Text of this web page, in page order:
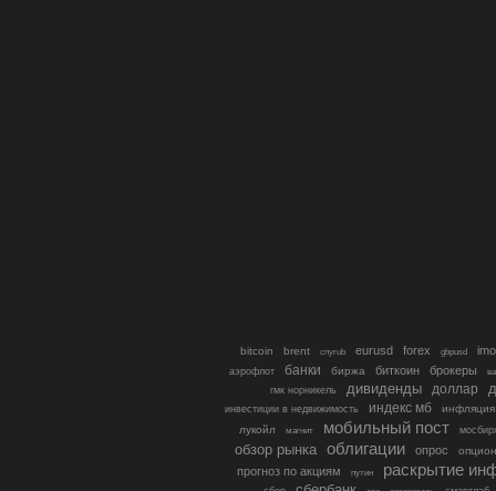
bitcoin brent cnyrub eurusd forex gbpusd
аэрофлот банки биржа биткоин брокеры
гмк норникель
дивиденды доллар
инвестиции в недвижимость индекс мб
инфляция
лукойл
магнит мобильный пост
обзор рынка облигации опрос
прогноз по акциям путин раскрытие